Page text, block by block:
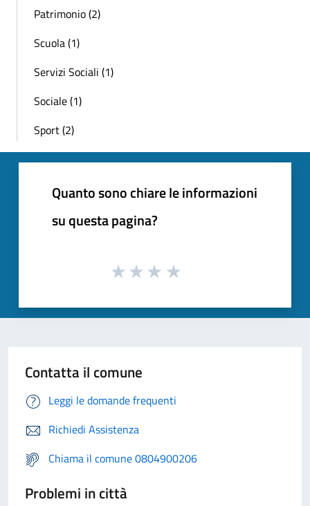
Patrimonio (2)
Scuola (1)
Servizi Sociali (1)
Sociale (1)
Sport (2)
Quanto sono chiare le informazioni
su questa pagina?
Contatta il comune
Leggi le domande frequenti
Richiedi Assistenza
Chiama il comune 0804900206
Problemi in città